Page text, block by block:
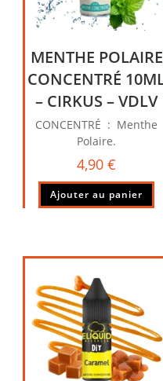
MENTHE POLAIRE
CONCENTRÉ
– CIRKUS – VDLV
CONCENTRÉ : Menthe
Polaire.
4,90€
Ajouter au panier